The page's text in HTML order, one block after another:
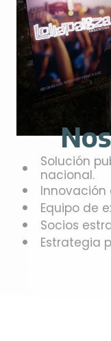
Solución
nacional.
Innovación
Equipo de
Socios
Estrategia